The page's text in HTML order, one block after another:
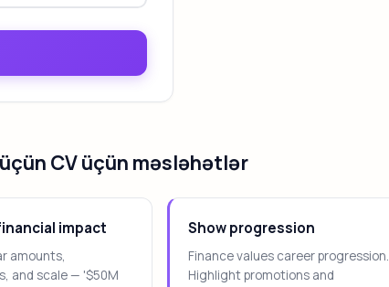
CV üçün məsləhətlər
impact
amounts,
and scale — '$50M
Show progression
Finance values career progression.
Highlight promotions and